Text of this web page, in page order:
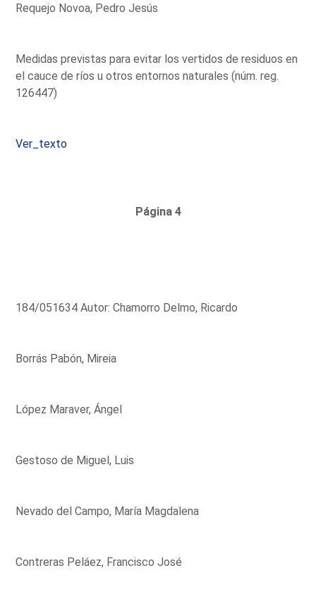
Requejo Novoa, Pedro Jesús
Medidas previstas para evitar los vertidos de residuos en
el cauce de ríos u otros entornos naturales (núm. reg.
126447)
Ver_texto
Página 4
184/051634 Autor: Chamorro Delmo, Ricardo
Borrás Pabón, Mireia
López Maraver, Ángel
Gestoso de Miguel, Luis
Nevado del Campo, María Magdalena
Contreras Peláez, Francisco José